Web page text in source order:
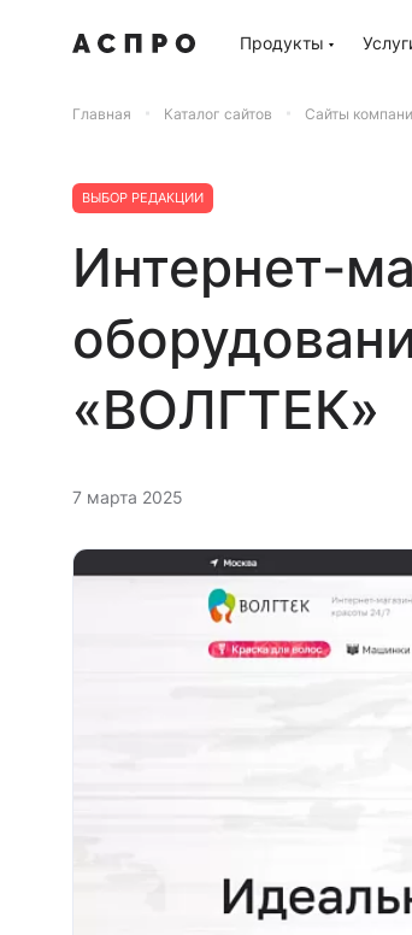
Продукты
Главная Каталог сайтов Сайты
ВЫБОР РЕДАКЦИИ
Интернет-
«ВОЛГТЕК»
7 марта 2025